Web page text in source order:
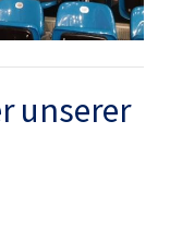
unserer